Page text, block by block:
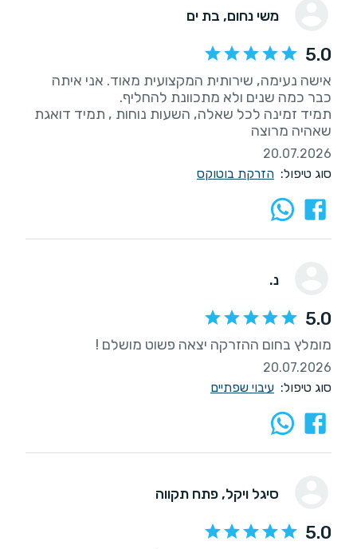
משי נחום, בת ים
5.0
אישה נעימה, שירותית המקצועית מאוד. אני איתה
תמיד זמינה לכל שאלה, השעות נוחות , תמיד דואגת
שאהיה מרוצה
20.07.2026
סוג טיפול: הזרקת בוטוקס
נ.
5.0
מומלץ בחום ההזרקה יצאה פשוט מושלם !
20.07.2026
סוג טיפול: עיבוי שפתיים
סיגל ויקל, פתח תקווה
5.0